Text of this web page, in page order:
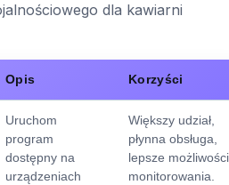
dla kawiarni
Opis Korzyści
Uruchom
program
dostępny na
urządzeniach
Większy udział,
płynna obsługa,
lepsze możliwości
monitorowania.